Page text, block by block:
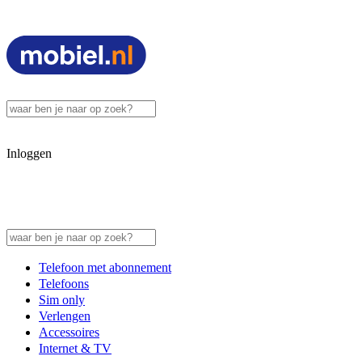
Inloggen
Telefoon met abonnement
Telefoons
Sim only
Verlengen
Accessoires
Internet & TV